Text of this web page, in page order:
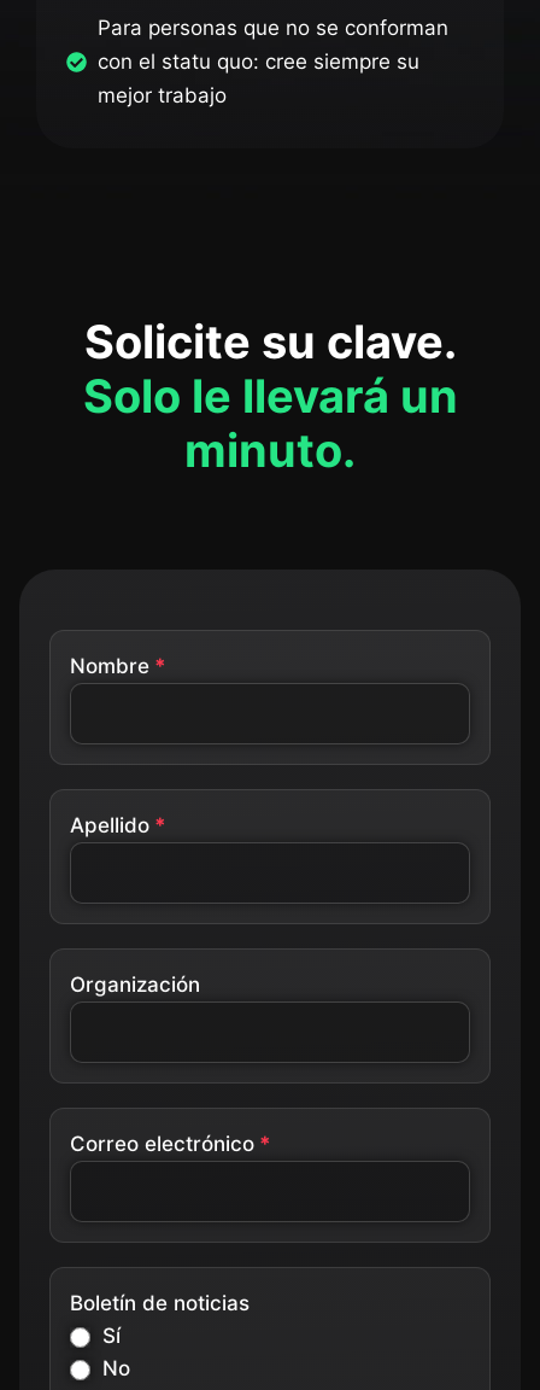
Para personas que no se conforman
con el statu quo: cree siempre su
mejor trabajo
Solicite su clave.
Solo le llevará un
minuto.
Nombre
Apellido
Organización
Correo electrónico
Boletín de noticias
Sí
No